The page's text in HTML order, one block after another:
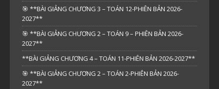
🎯 **BÀI GIẢNG CHƯƠNG 3 – TOÁN 12-PHIÊN BẢN 2026-
2027**
🎯 **BÀI GIẢNG CHƯƠNG 2 – TOÁN 9 – PHIÊN BẢN 2026-
2027**
**BÀI GIẢNG CHƯƠNG 4 – TOÁN 11-PHIÊN BẢN 2026-2027**
🎯 **BÀI GIẢNG CHƯƠNG 2 – TOÁN 2-PHIÊN BẢN 2026-
2027**